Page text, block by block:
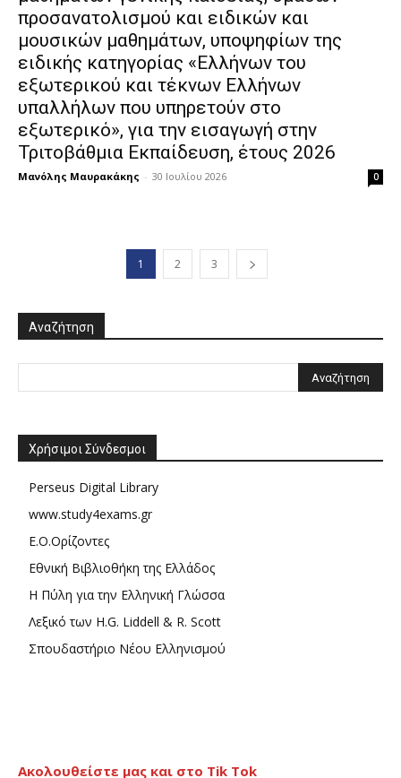
προσανατολισμού και ειδικών και
μουσικών μαθημάτων, υποψηφίων της
ειδικής κατηγορίας «Ελλήνων του
εξωτερικού και τέκνων Ελλήνων
υπαλλήλων που υπηρετούν στο
εξωτερικό», για την εισαγωγή στην
Τριτοβάθμια Εκπαίδευση, έτους 2026
Μανόλης Μαυρακάκης - 30 Ιουλίου 2026 0
1 2 3
Αναζήτηση
Χρήσιμοι Σύνδεσμοι
Perseus Digital Library
www.study4exams.gr
Ε.Ο.Ορίζοντες
Εθνική Βιβλιοθήκη της Ελλάδος
Η Πύλη για την Ελληνική Γλώσσα
Λεξικό των H.G. Liddell & R. Scott
Σπουδαστήριο Νέου Ελληνισμού
Ακολουθείστε μας και στο Tik Tok